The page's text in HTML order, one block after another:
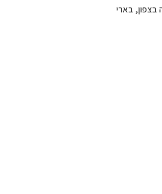
בצפון, בארי